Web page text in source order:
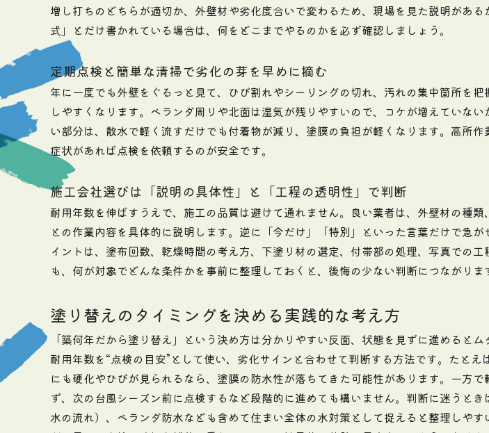
増し打ちのどちらが適切か、外壁材や劣化度合いで変わるため、現場を見た説明があ
式」とだけ書かれている場合は、何をどこまでやるのかを必ず確認しましょう。
定期点検と簡単な清掃で劣化の芽を早めに摘む
年に一度でも外壁をぐるっと見て、ひび割れやシーリングの切れ、汚れの集中箇所を
しやすくなります。ベランダ周りや北面は湿気が残りやすいので、コケが増えていな
い部分は、散水で軽く流すだけでも付着物が減り、塗膜の負担が軽くなります。高所
症状があれば点検を依頼するのが安全です。
施工会社選びは「説明の具体性」と「工程の透明性」で判断
耐用年数を伸ばすうえで、施工の品質は避けて通れません。良い業者は、外壁材の種
との作業内容を具体的に説明します。逆に「今だけ」「特別」といった言葉だけで急
イントは、塗布回数、乾燥時間の考え方、下塗り材の選定、付帯部の処理、写真での
も、何が対象でどんな条件かを事前に整理しておくと、後悔の少ない判断につながりま
塗り替えのタイミングを決める実践的な考え方
「築何年だから塗り替え」という決め方は分かりやすい反面、状態を見ずに進めるとム
耐用年数を“点検の目安”として使い、劣化サインと合わせて判断する方法です。たと
にも硬化やひびが見られるなら、塗膜の防水性が落ちてきた可能性があります。一方
ず、次の台風シーズン前に点検するなど段階的に進めても構いません。判断に迷うと
水の流れ）、ベランダ防水なども含めて住まい全体の水対策として捉えると整理しや